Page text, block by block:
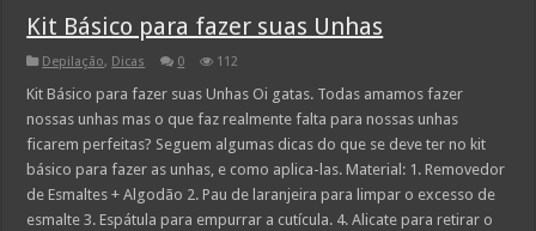
Kit Básico para fazer suas Unhas
Depilação, Dicas 0 112
Kit Básico para fazer suas Unhas Oi gatas. Todas amamos fazer
nossas unhas mas o que faz realmente falta para nossas unhas
ficarem perfeitas? Seguem algumas dicas do que se deve ter no kit
básico para fazer as unhas, e como aplica-las. Material: 1. Removedor
de Esmaltes + Algodão 2. Pau de laranjeira para limpar o excesso de
esmalte 3. Espátula para empurrar a cutícula. 4. Alicate para retirar o